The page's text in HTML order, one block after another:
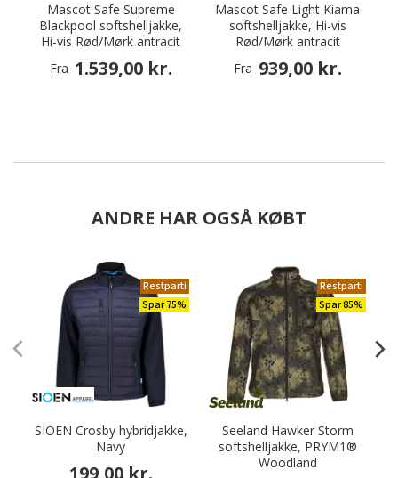
Mascot Safe Supreme
Blackpool softshelljakke,
Hi-vis Rød/Mørk antracit
Fra 1.539,00 kr.
Mascot Safe Light Kiama
softshelljakke, Hi-vis
Rød/Mørk antracit
Fra 939,00 kr.
ANDRE HAR OGSÅ KØBT
Restparti
Spar 75%
SIOEN Crosby hybridjakke,
Navy
Restparti
Spar 85%
Seeland Hawker Storm
softshelljakke, PRYM1®
Woodland